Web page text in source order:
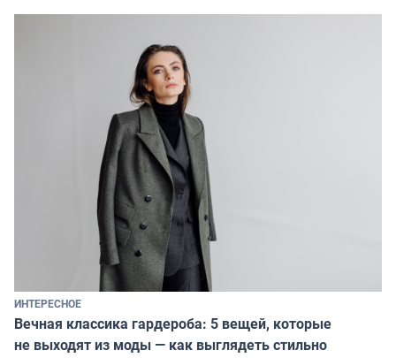
ИНТЕРЕСНОЕ
Вечная классика гардероба: 5 вещей, которые
не выходят из моды — как выглядеть стильно